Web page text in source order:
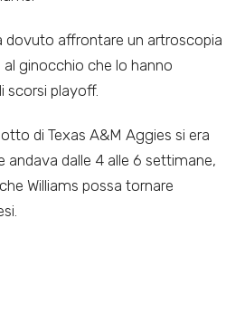
dovuto affrontare un artroscopia
al ginocchio che lo hanno
scorsi playoff.
di Texas A&M Aggies si era
andava dalle 4 alle 6 settimane,
Williams possa tornare